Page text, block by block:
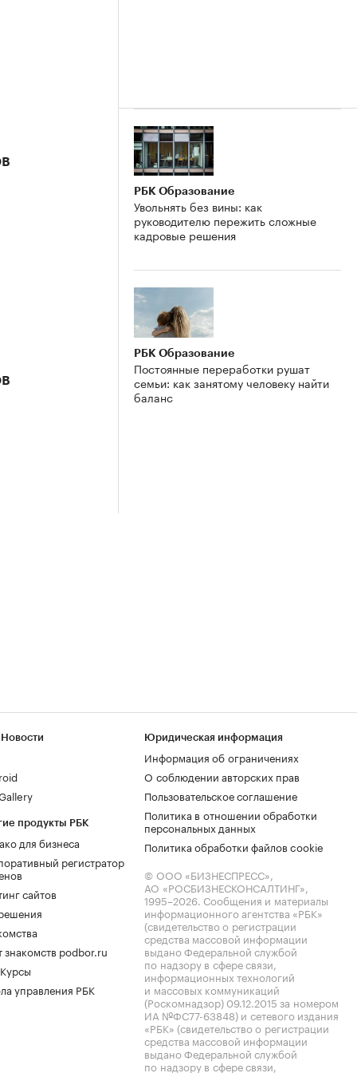
РБК Образование
Увольнять без вины: как
руководителю пережить сложные
кадровые решения
РБК Образование
Постоянные переработки рушат
семьи: как занятому человеку найти
баланс
продукты РБК
для бизнеса
регистратор
сайтов
знакомств podbor.ru
управления РБК
Юридическая информация
Информация об ограничениях
О соблюдении авторских прав
Пользовательское соглашение
Политика в отношении обработки
персональных данных
Политика обработки файлов cookie
© ООО «БИЗНЕСПРЕСС»,
АО «РОСБИЗНЕСКОНСАЛТИНГ»,
1995–2026. Сообщения и материалы
информационного агентства «РБК»
(свидетельство о регистрации
средства массовой информации
выдано Федеральной службой
по надзору в сфере связи,
информационных технологий
и массовых коммуникаций
(Роскомнадзор) 09.12.2015 за номером
ИА №ФС77-63848) и сетевого издания
«РБК» (свидетельство о регистрации
средства массовой информации
выдано Федеральной службой
по надзору в сфере связи,